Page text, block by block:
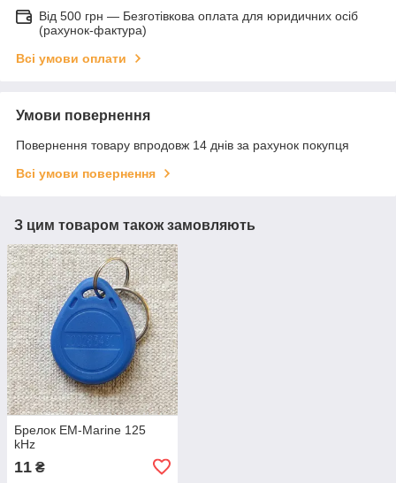
Від 500 грн — Безготівкова оплата для юридичних осіб
(рахунок-фактура)
Всі умови оплати
Умови повернення
Повернення товару впродовж 14 днів за рахунок покупця
Всі умови повернення
З цим товаром також замовляють
Брелок EM-Marine 125
kHz
11 ₴